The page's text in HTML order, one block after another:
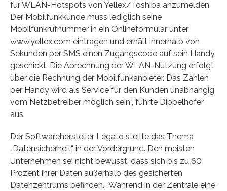
für WLAN-Hotspots von Yellex/Toshiba anzumelden.
Der Mobilfunkkunde muss lediglich seine
Mobilfunkrufnummer in ein Onlineformular unter
www.yellex.com eintragen und erhält innerhalb von
Sekunden per SMS einen Zugangscode auf sein Handy
geschickt. Die Abrechnung der WLAN-Nutzung erfolgt
über die Rechnung der Mobilfunkanbieter. Das Zahlen
per Handy wird als Service für den Kunden unabhängig
vom Netzbetreiber möglich sein“, führte Dippelhofer
aus.
Der Softwarehersteller Legato stellte das Thema
„Datensicherheit“ in der Vordergrund. Den meisten
Unternehmen sei nicht bewusst, dass sich bis zu 60
Prozent ihrer Daten außerhalb des gesicherten
Datenzentrums befinden. „Während in der Zentrale eine